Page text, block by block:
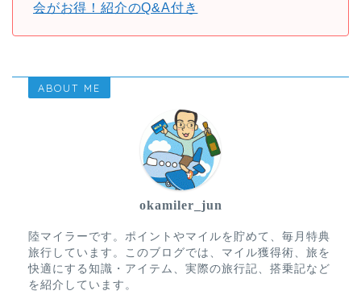
会がお得！紹介のQ&A付き
ABOUT ME
okamiler_jun
陸マイラーです。ポイントやマイルを貯めて、毎月特典
旅行しています。このブログでは、マイル獲得術、旅を
快適にする知識・アイテム、実際の旅行記、搭乗記など
を紹介しています。